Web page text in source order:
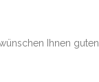
Ihnen guten